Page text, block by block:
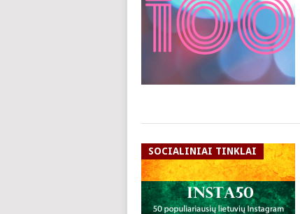
SOCIALINIAI TINKLAI